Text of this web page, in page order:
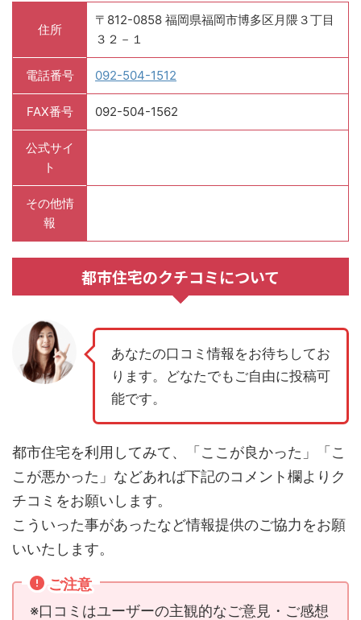
住所
〒812-0858 福岡県福岡市博多区月隈３丁目
３２－１
電話番号 092-504-1512
FAX番号 092-504-1562
公式サイ
ト
その他情
報
都市住宅のクチコミについて
あなたの口コミ情報をお待ちしてお
ります。どなたでもご自由に投稿可
能です。
都市住宅を利用してみて、「ここが良かった」「こ
こが悪かった」などあれば下記のコメント欄よりク
チコミをお願いします。
こういった事があったなど情報提供のご協力をお願
いいたします。
ご注意
※口コミはユーザーの主観的なご意見・ご感想